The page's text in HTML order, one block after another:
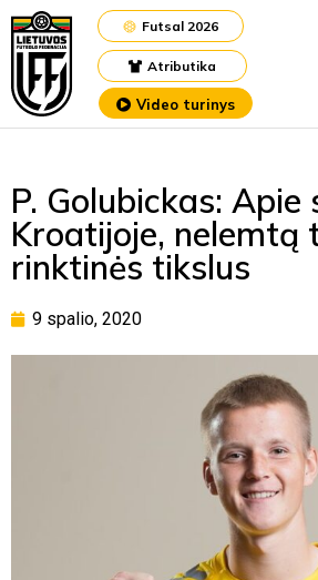
Atributika
Futsal 2026
Video turinys
P. Golubickas: Apie
Kroatijoje, nelemtą
rinktinės tikslus
9 spalio, 2020